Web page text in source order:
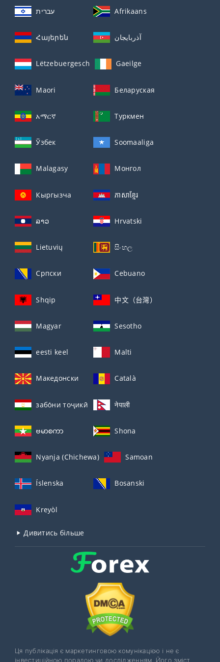
עברית Afrikaans
Հայերեն آذربايجان
Lëtzebuergesch Gaeilge
Maori Беларуская
አማርኛ Туркмен
Ўзбек Soomaaliga
Malagasy Монгол
Кыргызча ភាសាខ្មែរ
ລາວ Hrvatski
Lietuvių සිංහල
Српски Cebuano
Shqip 中文（台灣）
Magyar Sesotho
eesti keel Malti
Македонски Català
забо́ни тоҷикӣ́ नेपाली
ဗမာစကာ Shona
Nyanja (Chichewa) Samoan
Íslenska Bosanski
Kreyòl
Дивитись більше
Ця публікація є маркетинговою комунікацією і не є
інвестиційною порадою чи дослідженням. Його зміст